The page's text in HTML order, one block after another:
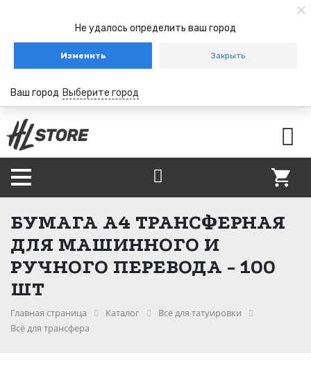
Не удалось определить ваш город
Изменить Закрыть
Ваш город Выберите город
БУМАГА А4 ТРАНСФЕРНАЯ
ДЛЯ МАШИННОГО И
РУЧНОГО ПЕРЕВОДА - 100
ШТ
Главная страница Каталог
Всё для татуировки
Всё для трансфера